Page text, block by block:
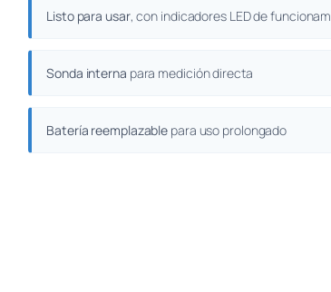
Listo para usar, con indicadores LED de
Sonda interna para medición directa
Batería reemplazable para uso prolongado